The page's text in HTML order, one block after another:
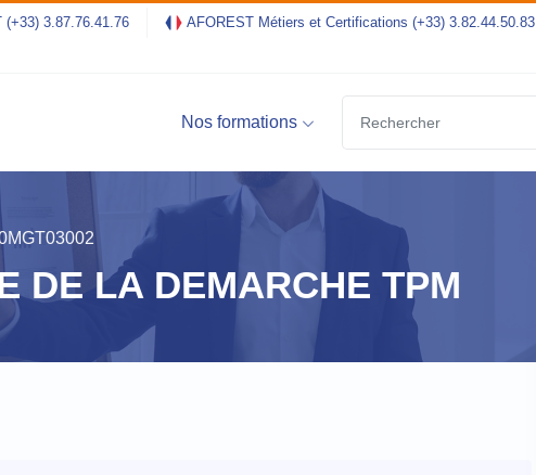
(+33) 3.87.76.41.76 AFOREST Métiers et Certifications (+33) 3.82.44.50.83
Nos formations
DE LA DEMARCHE TPM